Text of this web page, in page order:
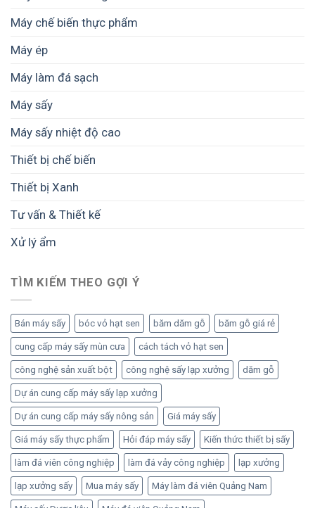
Máy chế biến thực phẩm
Máy ép
Máy làm đá sạch
Máy sấy
Máy sấy nhiệt độ cao
Thiết bị chế biến
Thiết bị Xanh
Tư vấn & Thiết kế
Xử lý ẩm
TÌM KIẾM THEO GỢI Ý
Bán máy sấy bóc vỏ hạt sen băm dăm gỗ băm gỗ giá rẻ
cung cấp máy sấy mùn cưa cách tách vỏ hạt sen
công nghệ sản xuất bột công nghệ sấy lạp xưởng dăm gỗ
Dự án cung cấp máy sấy lạp xưởng
Dự án cung cấp máy sấy nông sản Giá máy sấy
Giá máy sấy thực phẩm Hỏi đáp máy sấy Kiến thức thiết bị sấy
làm đá viên công nghiệp làm đá vảy công nghiệp lạp xưởng
lạp xưởng sấy Mua máy sấy Máy làm đá viên Quảng Nam